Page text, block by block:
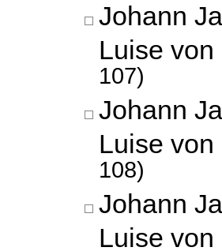
Johann
Luise von
107)
Johann
Luise von
108)
Johann
Luise von